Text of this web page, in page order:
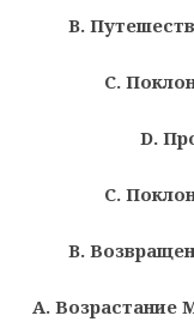
B.
C.
D.
C.
B.
A. Возрастание